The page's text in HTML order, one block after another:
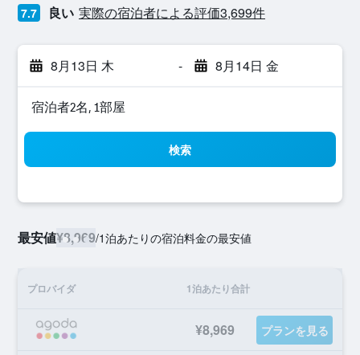
7.7 良い 実際の宿泊者による評価3,699​件
8月13日 木 - 8月14日 金
宿泊者2名, 1​部屋
検索
最安値¥8,969/1泊あたりの宿泊料金の最安値
プロバイダ 1泊あたり合計
¥8,969 プランを見る